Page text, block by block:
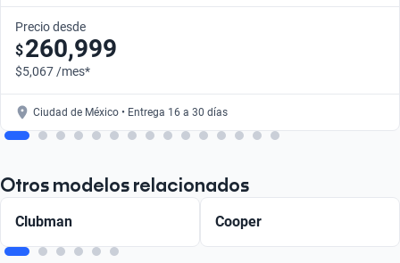
Precio desde
$260,999
$5,067 /mes*
Ciudad de México • Entrega 16 a 30 días
Otros modelos relacionados
Clubman Cooper